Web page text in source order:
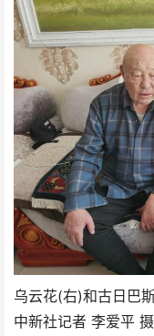
乌云花(右)和古日巴
中新社记者 李爱平 摄